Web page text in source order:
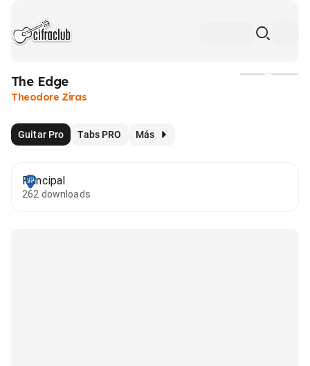
The Edge
Theodore Ziras
Guitar Pro Tabs PRO Más
Principal
262 downloads